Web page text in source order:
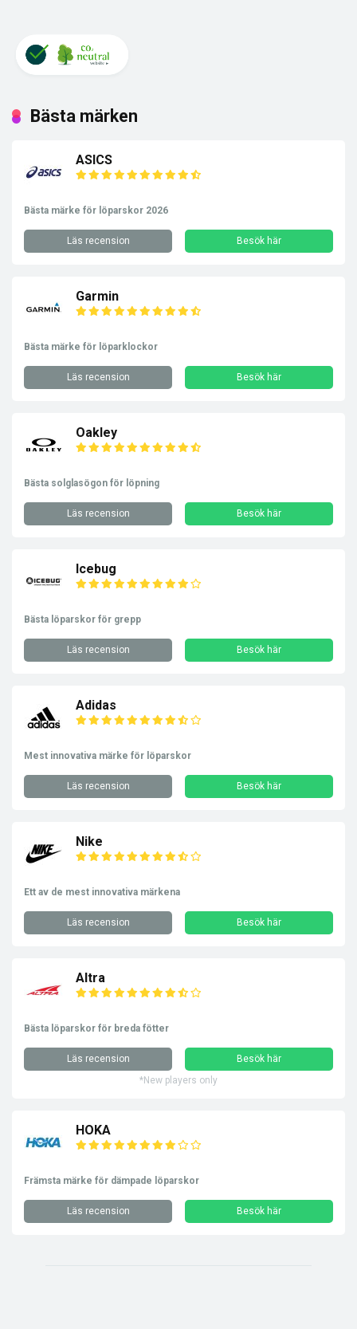
Bästa märken
ASICS
Bästa märke för löparskor 2026
Läs recension Besök här
Garmin
Bästa märke för löparklockor
Läs recension Besök här
Oakley
Bästa solglasögon för löpning
Läs recension Besök här
Icebug
Bästa löparskor för grepp
Läs recension Besök här
Adidas
Mest innovativa märke för löparskor
Läs recension Besök här
Nike
Ett av de mest innovativa märkena
Läs recension Besök här
Altra
Bästa löparskor för breda fötter
Läs recension
Besök här
*New players only
HOKA
Främsta märke för dämpade löparskor
Läs recension Besök här